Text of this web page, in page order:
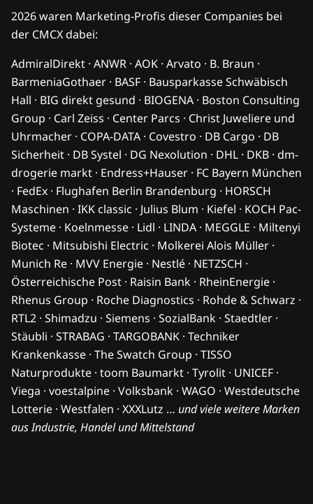
2026 waren Marketing-Profis dieser Companies bei
der CMCX dabei:
AdmiralDirekt · ANWR · AOK · Arvato · B. Braun ·
BarmeniaGothaer · BASF · Bausparkasse Schwäbisch
Hall · BIG direkt gesund · BIOGENA · Boston Consulting
Group · Carl Zeiss · Center Parcs · Christ Juweliere und
Uhrmacher · COPA-DATA · Covestro · DB Cargo · DB
Sicherheit · DB Systel · DG Nexolution · DHL · DKB · dm-
drogerie markt · Endress+Hauser · FC Bayern München
· FedEx · Flughafen Berlin Brandenburg · HORSCH
Maschinen · IKK classic · Julius Blum · Kiefel · KOCH Pac-
Systeme · Koelnmesse · Lidl · LINDA · MEGGLE · Miltenyi
Biotec · Mitsubishi Electric · Molkerei Alois Müller ·
Munich Re · MVV Energie · Nestlé · NETZSCH ·
Österreichische Post · Raisin Bank · RheinEnergie ·
Rhenus Group · Roche Diagnostics · Rohde & Schwarz ·
RTL2 · Shimadzu · Siemens · SozialBank · Staedtler ·
Stäubli · STRABAG · TARGOBANK · Techniker
Krankenkasse · The Swatch Group · TISSO
Naturprodukte · toom Baumarkt · Tyrolit · UNICEF ·
Viega · voestalpine · Volksbank · WAGO · Westdeutsche
Lotterie · Westfalen · XXXLutz … und viele weitere Marken
aus Industrie, Handel und Mittelstand